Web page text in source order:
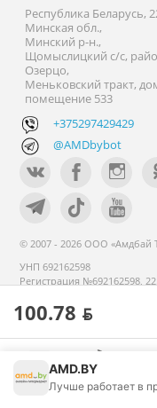
Меню Корзина
100.78 ƃ
Республика Беларусь,
Минская обл.,
Минский р-н.,
Щомыслицкий с/с,
Озерцо,
Меньковский тракт,
помещение 533
+375297429429
@AMDbybot
© 2007 - 2026 ООО «Амдбай
УНП 692162598
Регистрация №692162598,
реестре с 14 сентября 2020г.
Номер телефона
AMD.BY
Лучше работает в